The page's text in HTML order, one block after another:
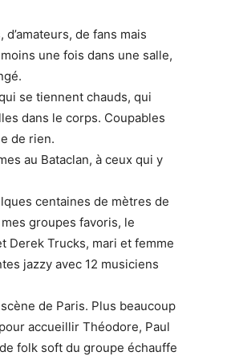
de fans mais
une fois dans une salle,
se tiennent chauds, qui
dans le corps. Coupables
de rien.
au Bataclan, à ceux qui y
centaines de mètres de
groupes favoris, le
Derek Trucks, mari et femme
jazzy avec 12 musiciens
de Paris. Plus beaucoup
accueillir Théodore, Paul
folk soft du groupe échauffe